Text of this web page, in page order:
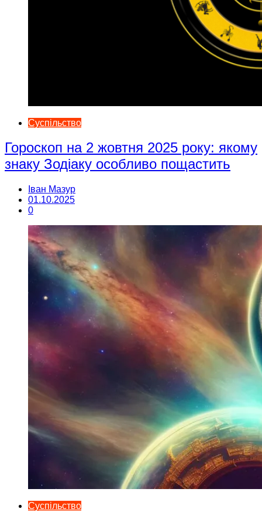
Суспільство
Гороскоп на 2 жовтня 2025 року: якому
знаку Зодіаку особливо пощастить
Іван Мазур
01.10.2025
0
Суспільство